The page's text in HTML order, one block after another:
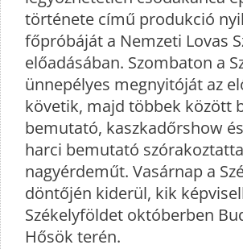
története című produkció
főpróbáját a Nemzeti Lovas
előadásában. Szombaton a
ünnepélyes megnyitóját az
követik, majd többek között
bemutató, kaszkadőrshow
harci bemutató
nagyérdeműt. Vasárnap a
döntőjén kiderül, kik
Székelyföldet októberben
Hősök terén.